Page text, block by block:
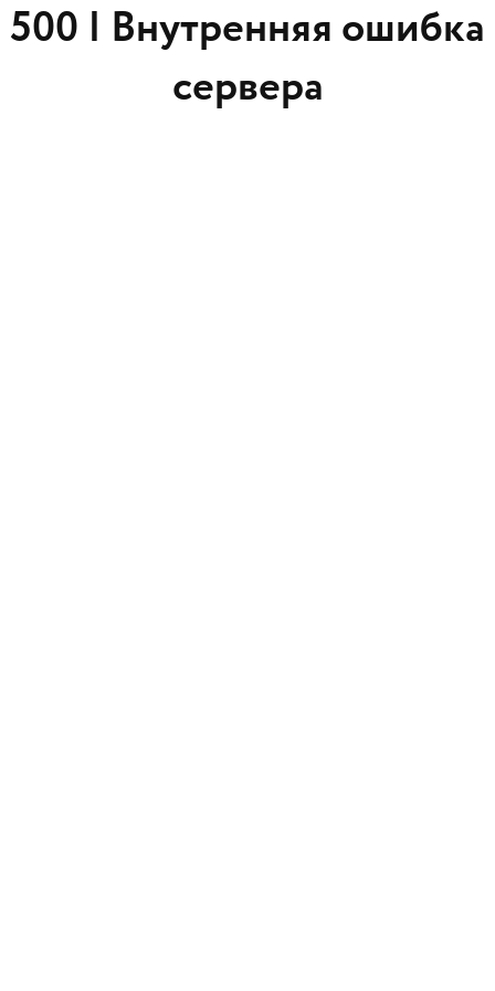
500 | Внутренняя ошибка
сервера